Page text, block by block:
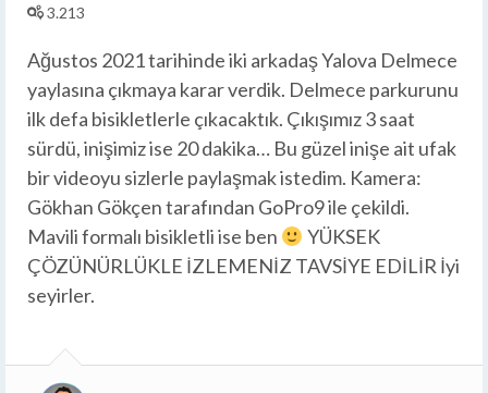
3.213
Ağustos 2021 tarihinde iki arkadaş Yalova Delmece
yaylasına çıkmaya karar verdik. Delmece parkurunu
ilk defa bisikletlerle çıkacaktık. Çıkışımız 3 saat
sürdü, inişimiz ise 20 dakika… Bu güzel inişe ait ufak
bir videoyu sizlerle paylaşmak istedim. Kamera:
Gökhan Gökçen tarafından GoPro9 ile çekildi.
Mavili formalı bisikletli ise ben
YÜKSEK
ÇÖZÜNÜRLÜKLE İZLEMENİZ TAVSİYE EDİLİR İyi
seyirler.